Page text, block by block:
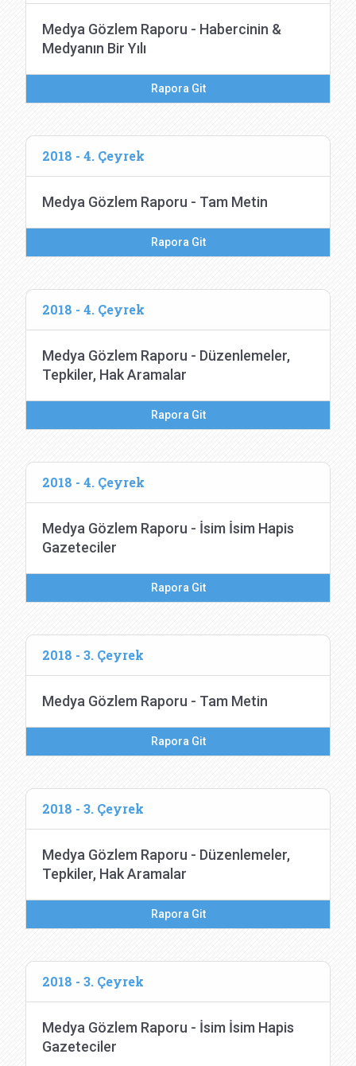
Medya Gözlem Raporu - Habercinin &
Medyanın Bir Yılı
Rapora Git
2018 - 4. Çeyrek
Medya Gözlem Raporu - Tam Metin
Rapora Git
2018 - 4. Çeyrek
Medya Gözlem Raporu - Düzenlemeler,
Tepkiler, Hak Aramalar
Rapora Git
2018 - 4. Çeyrek
Medya Gözlem Raporu - İsim İsim Hapis
Gazeteciler
Rapora Git
2018 - 3. Çeyrek
Medya Gözlem Raporu - Tam Metin
Rapora Git
2018 - 3. Çeyrek
Medya Gözlem Raporu - Düzenlemeler,
Tepkiler, Hak Aramalar
Rapora Git
2018 - 3. Çeyrek
Medya Gözlem Raporu - İsim İsim Hapis
Gazeteciler